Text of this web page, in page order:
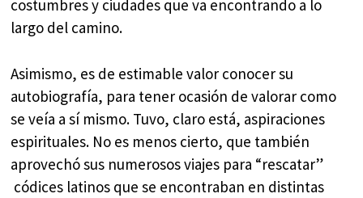
costumbres y ciudades que va encontrando a lo
largo del camino.
Asimismo, es de estimable valor conocer su
autobiografía, para tener ocasión de valorar como
se veía a sí mismo. Tuvo, claro está, aspiraciones
espirituales. No es menos cierto, que también
aprovechó sus numerosos viajes para “rescatar”
códices latinos que se encontraban en distintas